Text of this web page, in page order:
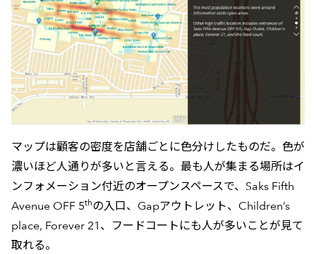
マップは顧客の密度を店舗ごとに色分けしたものだ。色が
濃いほど人通りが多いと言える。最も人が集まる場所はイ
ンフォメーション付近のオープンスペースで、Saks Fifth
Avenue OFF 5thの入口、Gapアウトレット、Children’s
place, Forever 21、フードコートにも人が多いことが見て
取れる。